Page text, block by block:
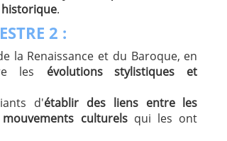
.
2 :
la Renaissance et du Baroque, en
les évolutions stylistiques et
d'établir des liens entre les
culturelsqui les ont